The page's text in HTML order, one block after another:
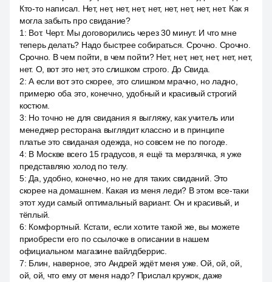
Кто-то написал. Нет, нет, нет, нет, нет, нет, нет, нет, нет. Как я
могла забыть про свидание?
1 : Вот. Черт. Мы договорились через 30 минут. И что мне
теперь делать? Надо быстрее собираться. Срочно. Срочно.
Срочно. В чем пойти, в чем пойти? Нет, нет, нет, нет, нет, нет,
нет. О, вот это нет, это слишком строго. До Свида.
2:А если вот это скорее, это слишком мрачно, но ладно,
примерю оба это, конечно, удобный и красивый строгий
костюм.
3: Но точно не для свидания я выгляжу, как учитель или
менеджер ресторана выглядит классно и в принципе
платье это свиданая одежда, но совсем не по погоде.
4: В Москве всего 15 градусов, я ещё та мерзлячка, я уже
представляю холод по телу.
5: Да, удобно, конечно, но не для таких свиданий. Это
скорее на домашнем. Какая из меня леди? В этом все-таки
этот худи самый оптимальный вариант. Он и красивый, и
тёплый.
6: Комфортный. Кстати, если хотите такой же, вы можете
приобрести его по ссылочке в описании в нашем
официальном магазине вайлдберрис.
7: Блин, наверное, это Андрей ждёт меня уже. Ой, ой, ой,
ой, ой, что ему от меня надо? Прислал кружок, даже